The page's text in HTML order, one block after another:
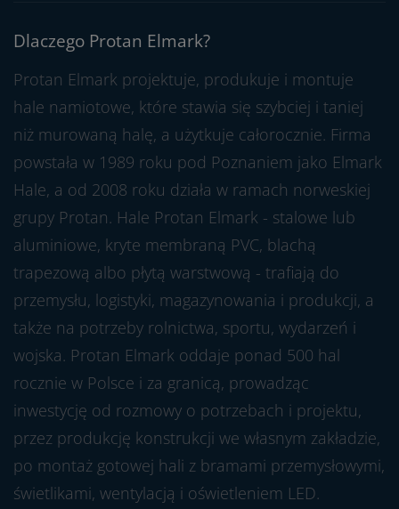
Dlaczego Protan Elmark?
Protan Elmark projektuje, produkuje i montuje
hale namiotowe, które stawia się szybciej i taniej
niż murowaną halę, a użytkuje całorocznie. Firma
powstała w 1989 roku pod Poznaniem jako Elmark
Hale, a od 2008 roku działa w ramach norweskiej
grupy Protan. Hale Protan Elmark - stalowe lub
aluminiowe, kryte membraną PVC, blachą
trapezową albo płytą warstwową - trafiają do
przemysłu, logistyki, magazynowania i produkcji, a
także na potrzeby rolnictwa, sportu, wydarzeń i
wojska. Protan Elmark oddaje ponad 500 hal
rocznie w Polsce i za granicą, prowadząc
inwestycję od rozmowy o potrzebach i projektu,
przez produkcję konstrukcji we własnym zakładzie,
po montaż gotowej hali z bramami przemysłowymi,
świetlikami, wentylacją i oświetleniem LED.